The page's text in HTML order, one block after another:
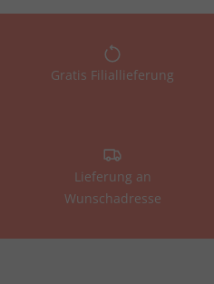
Gratis Filiallieferung
Lieferung an
Wunschadresse